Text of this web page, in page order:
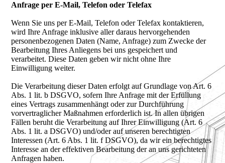
Anfrage per E-Mail, Telefon oder Telefax
Wenn Sie uns per E-Mail, Telefon oder Telefax kontaktieren,
wird Ihre Anfrage inklusive aller daraus hervorgehenden
personenbezogenen Daten (Name, Anfrage) zum Zwecke der
Bearbeitung Ihres Anliegens bei uns gespeichert und
verarbeitet. Diese Daten geben wir nicht ohne Ihre
Einwilligung weiter.
Die Verarbeitung dieser Daten erfolgt auf Grundlage von Art. 6
Abs. 1 lit. b DSGVO, sofern Ihre Anfrage mit der Erfüllung
eines Vertrags zusammenhängt oder zur Durchführung
vorvertraglicher Maßnahmen erforderlich ist. In allen übrigen
Fällen beruht die Verarbeitung auf Ihrer Einwilligung (Art. 6
Abs. 1 lit. a DSGVO) und/oder auf unseren berechtigten
Interessen (Art. 6 Abs. 1 lit. f DSGVO), da wir ein berechtigtes
Interesse an der effektiven Bearbeitung der an uns gerichteten
Anfragen haben.